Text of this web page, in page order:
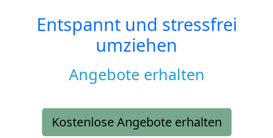
Entspannt und stressfrei
umziehen
Angebote erhalten
Kostenlose Angebote erhalten